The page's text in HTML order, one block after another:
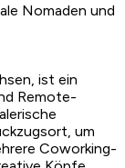
Nomaden und
ist ein
Remote-
um
Coworking-